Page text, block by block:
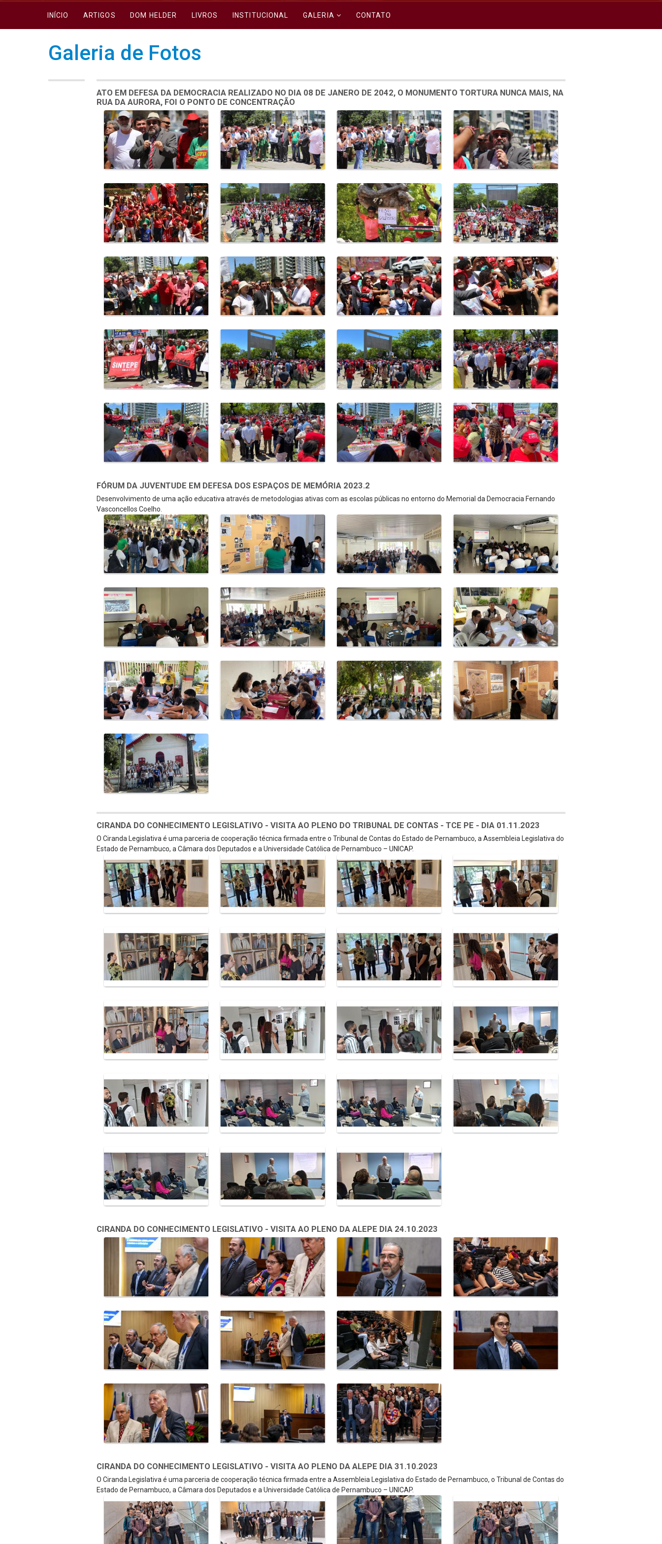
INÍCIO ARTIGOS DOM HELDER LIVROS INSTITUCIONAL GALERIA CONTATO
Galeria de Fotos
ATO EM DEFESA DA DEMOCRACIA REALIZADO NO DIA 08 DE JANERO DE 2042, O MONUMENTO TORTURA NUNCA MAIS, NA
RUA DA AURORA, FOI O PONTO DE CONCENTRAÇÃO
Galeria de Mídias
FÓRUM DA JUVENTUDE EM DEFESA DOS ESPAÇOS DE MEMÓRIA 2023.2
Desenvolvimento de uma ação educativa através de metodologias ativas com as escolas públicas no entorno do Memorial da Democracia Fernando
Vasconcellos Coelho.
Galeria de Mídias
CIRANDA DO CONHECIMENTO LEGISLATIVO - VISITA AO PLENO DO TRIBUNAL DE CONTAS - TCE PE - DIA 01.11.2023
O Ciranda Legislativa é uma parceria de cooperação técnica firmada entre o Tribunal de Contas do Estado de Pernambuco, a Assembleia Legislativa do
Estado de Pernambuco, a Câmara dos Deputados e a Universidade Católica de Pernambuco – UNICAP.
Galeria de Mídias
CIRANDA DO CONHECIMENTO LEGISLATIVO - VISITA AO PLENO DA ALEPE DIA 24.10.2023
Galeria de Mídias
CIRANDA DO CONHECIMENTO LEGISLATIVO - VISITA AO PLENO DA ALEPE DIA 31.10.2023
O Ciranda Legislativa é uma parceria de cooperação técnica firmada entre a Assembleia Legislativa do Estado de Pernambuco, o Tribunal de Contas do
Estado de Pernambuco, a Câmara dos Deputados e a Universidade Católica de Pernambuco – UNICAP.
Galeria de Mídias